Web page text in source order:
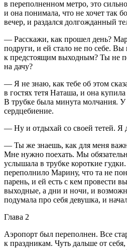
в переполненном метро, это
и она понимала, что не хочет так
вечер, и раздался долгожданный
— Расскажи, как прошел день?
подруги, и ей стало не по себе. Вы
к предстоящим выходным? Ты не
на дачу?
— Я не знаю, как тебе об этом
в гостях тетя Наташа, и она
В трубке была минута молчания.
сердцебиение.
— Ну и отдыхай со своей тетей. Я
— Ты же знаешь, как для меня
Мне нужно поехать. Мы
услышала в трубке короткие
переполнило Марину, что та не
парень, и ей есть с кем провести
выходные, а дни и ночи, и
подумала про себя девушка, и
Глава 2
Аэропорт был переполнен. Все
к праздникам. Чуть дальше от